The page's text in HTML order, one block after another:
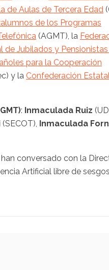
de Aulas de Tercera Edad
de los Programas
(AGMT), la
de Jubilados y
para la Cooperación
y la Confederación
: Inmaculada Ruiz
(SECOT), Inmaculada
conversado con la
Artificial libre de sesgos